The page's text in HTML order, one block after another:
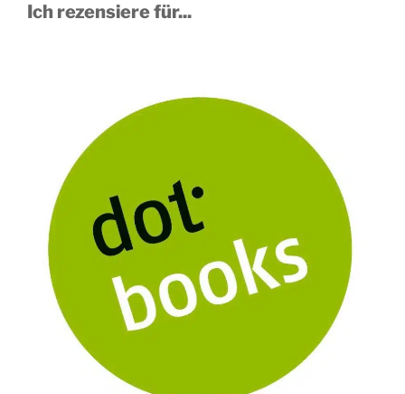
Ich rezensiere für...